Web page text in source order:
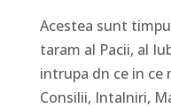
Acestea sunt
taram al Pacii, al
intrupa dn ce in ce
Consilii, Intalniri,